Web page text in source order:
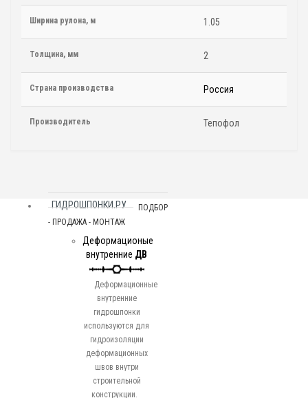
Ширина рулона, м 1.05
Толщина, мм 2
Страна производства Россия
Производитель Тепофол
ГИДРОШПОНКИ.РУ
ПОДБОР
- ПРОДАЖА - МОНТАЖ
Деформационые
внутренние ДВ
Деформационные
внутренние
гидрошпонки
используются для
гидроизоляции
деформационных
швов внутри
строительной
конструкции.